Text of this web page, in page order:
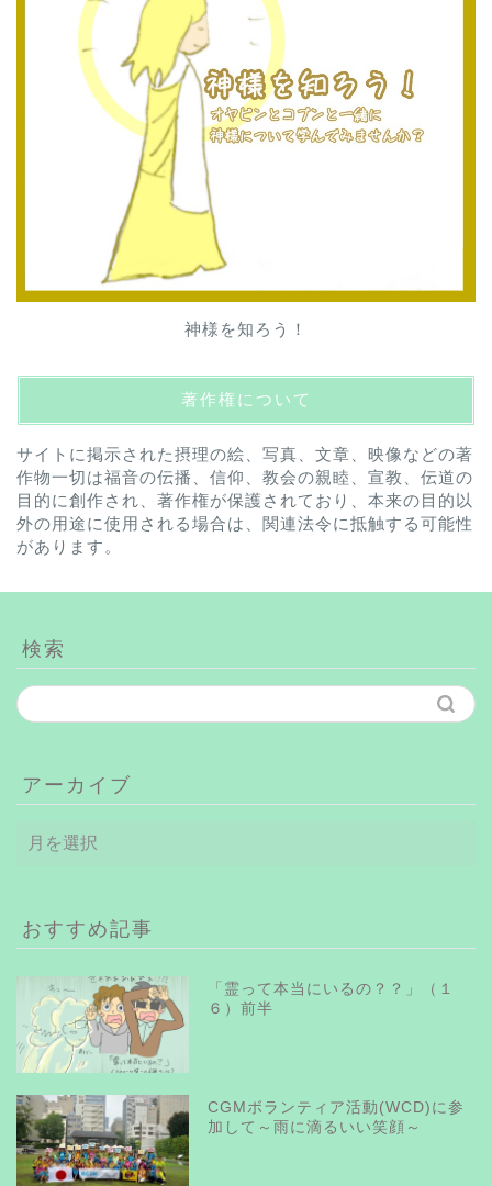
神様を知ろう！
著作権について
サイトに掲示された摂理の絵、写真、文章、映像などの著
作物一切は福音の伝播、信仰、教会の親睦、宣教、伝道の
目的に創作され、著作権が保護されており、本来の目的以
外の用途に使用される場合は、関連法令に抵触する可能性
があります。
検索
アーカイブ
ー
ブ
おすすめ記事
「霊って本当にいるの？？」（１
６）前半
CGMボランティア活動(WCD)に参
加して～雨に滴るいい笑顔～